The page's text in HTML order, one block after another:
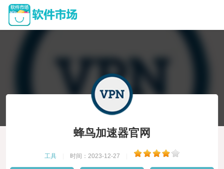
蜂鸟加速器官网
工具 时间：2023-12-27